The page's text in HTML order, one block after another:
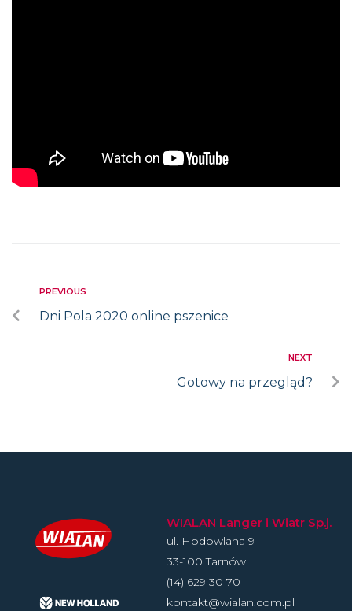
PREVIOUS
Dni Pola 2020 online pszenice
NEXT
Gotowy na przegląd?
WIALAN Langer i Wiatr Sp.j.
ul. Hodowlan­a 9
33-100 Tarnów
(14) 629 30 70
kontakt@wialan.com.pl